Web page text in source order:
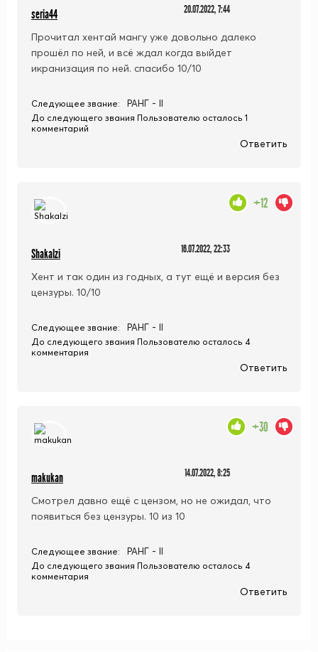
seria44 20.07.2022, 7:44
Прочитал хентай мангу уже довольно далеко
прошёл по ней, и всё ждал когда выйдет
икранизация по ней. спасибо 10/10
Следующее звание: РАНГ - II
До следующего звания Пользователю осталось 1
комментарий
Ответить
Shakalzi 16.07.2022, 22:33
Хент и так один из годных, а тут ещё и версия без
цензуры. 10/10
+12
Следующее звание: РАНГ - II
До следующего звания Пользователю осталось 4
комментария
Ответить
makukan 14.07.2022, 8:25
Смотрел давно ещё с цензом, но не ожидал, что
появиться без цензуры. 10 из 10
+30
Следующее звание: РАНГ - II
До следующего звания Пользователю осталось 4
комментария
Ответить